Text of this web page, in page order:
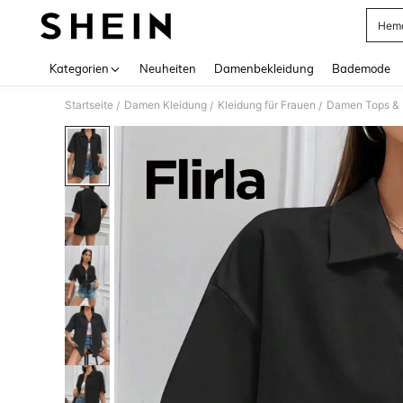
Kategorien Neuheiten Damenbekleidung Bademode
Startseite / Damen Kleidung / Kleidung für Frauen / Damen Tops